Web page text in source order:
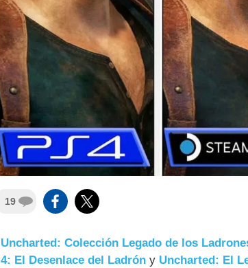
19
Uncharted: Colección Legado de los
4: El Desenlace del Ladrón y Uncharted: El